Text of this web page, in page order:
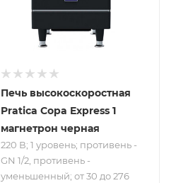
Печь высокоскоростная
Pratica Copa Expres s 1
магнетрон черная
220 В; 1 уровень; противень -
GN 1/2, противень -
уменьшенный; от 30 до 276